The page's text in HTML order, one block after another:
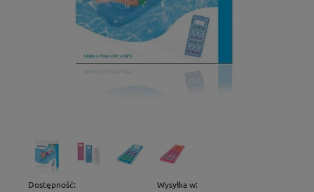
Dostępność:
Wysyłka w: